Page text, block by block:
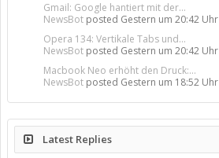
Gmail: Google hantiert mit der...
NewsBot posted Gestern um 20:42 Uhr
Opera 134: Vertikale Tabs und...
NewsBot posted Gestern um 20:42 Uhr
Macbook Neo erhöht den Druck:...
NewsBot posted Gestern um 18:52 Uhr
Latest Replies